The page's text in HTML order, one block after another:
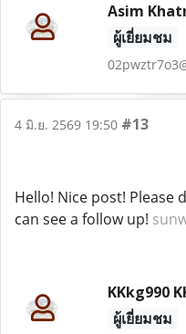
Asim
ผู้เยี่ยมชม
4 มิ.ย. 2569 19:50 #13
Hello! Nice post! Please
can see a follow up!
KKkg990
ผู้เยี่ยมชม